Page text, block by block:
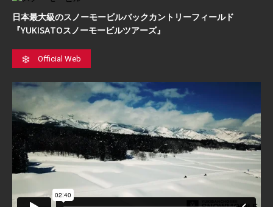
日本最⼤級のスノーモービルバックカントリーフィールド
『YUKISATOスノーモービルツアーズ』
Official Web